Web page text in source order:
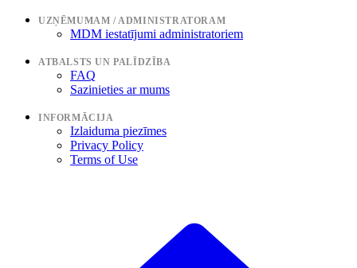
UZŅĒMUMAM / ADMINISTRATORAM
MDM iestatījumi administratoriem
ATBALSTS UN PALĪDZĪBA
FAQ
Sazinieties ar mums
INFORMĀCIJA
Izlaiduma piezīmes
Privacy Policy
Terms of Use